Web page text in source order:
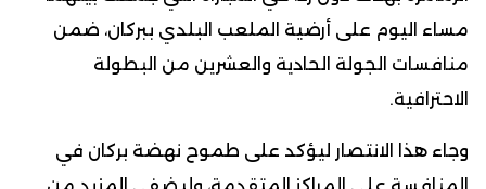
مساء اليوم على أرضية الملعب البلدي ببركان، ضمن
منافسات الجولة الحادية والعشرين من البطولة
الاحترافية.
وجاء هذا الانتصار ليؤكد على طموح نهضة بركان في